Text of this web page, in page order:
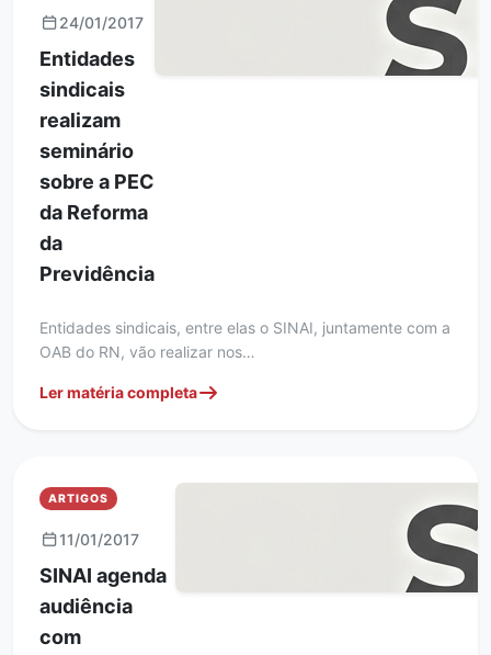
24/01/2017
Entidades
sindicais
realizam
seminário
sobre a PEC
da Reforma
da
Previdência
Entidades sindicais, entre elas o SINAI, juntamente com a
OAB do RN, vão realizar nos…
Ler matéria completa
ARTIGOS
11/01/2017
SINAI agenda
audiência
com